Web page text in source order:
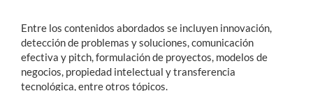
Entre los contenidos abordados se incluyen innovación,
detección de problemas y soluciones, comunicación
efectiva y pitch, formulación de proyectos, modelos de
negocios, propiedad intelectual y transferencia
tecnológica, entre otros tópicos.